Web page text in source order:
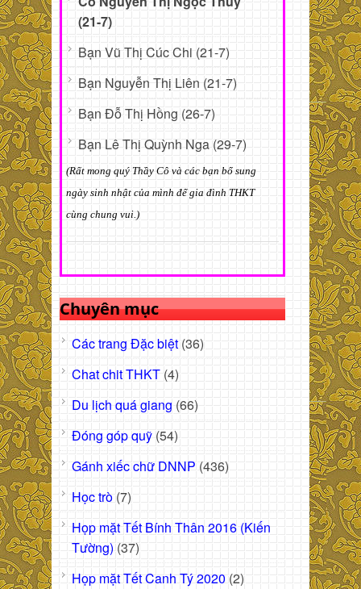
(21-7)
Bạn Vũ Thị Cúc Chi (21-7)
Bạn Nguyễn Thị Liên (21-7)
Bạn Đỗ Thị Hồng (26-7)
Bạn Lê Thị Quỳnh Nga (29-7)
(Rất mong quý Thầy Cô và các bạn bổ sung
ngày sinh nhật của mình để gia đình THKT
cùng chung vui.)
Chuyên mục
Các trang Đặc biệt (36)
Chat chit THKT (4)
Du lịch quá giang (66)
Đóng góp quỹ (54)
Gánh xiếc chữ DNNP (436)
Học trò (7)
Họp mặt Tết Bính Thân 2016 (Kiến
Tường) (37)
Họp mặt Tết Canh Tý 2020 (2)